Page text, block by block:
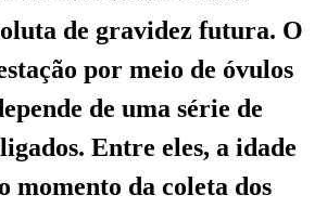
de gravidez futura. O
por meio de óvulos
de uma série de
Entre eles, a idade
momento da coleta dos